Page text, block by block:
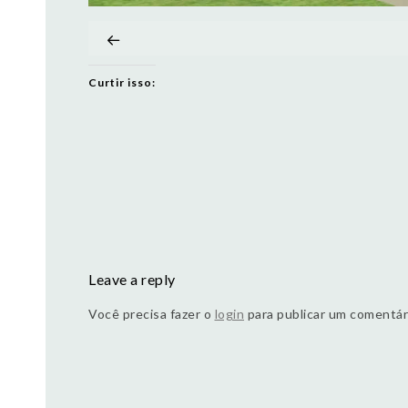
Curtir isso:
Leave a reply
Você precisa fazer o login para publicar um